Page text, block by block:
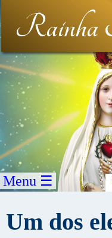
Menu ☰
Um dos